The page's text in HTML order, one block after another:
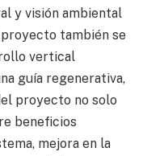
y visión ambiental
también se
vertical
guía regenerativa,
proyecto no solo
beneficios
mejora en la